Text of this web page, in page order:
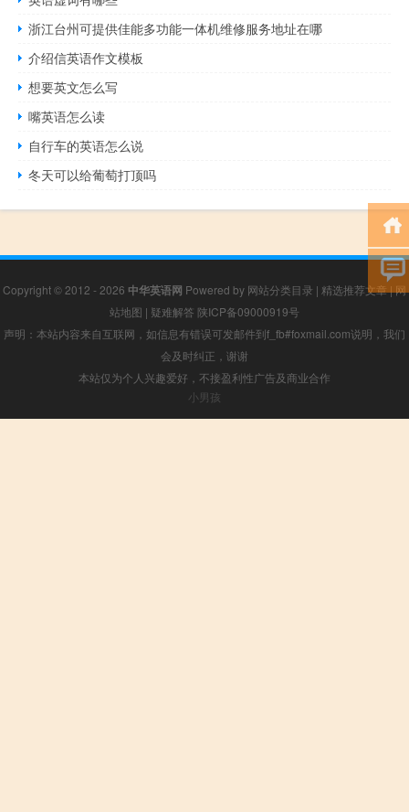
浙江台州可提供佳能多功能一体机维修服务地址在哪
介绍信英语作文模板
想要英文怎么写
嘴英语怎么读
自行车的英语怎么说
冬天可以给葡萄打顶吗
Copyright © 2012 - 2026 中华英语网 Powered by 网站分类目录 | 精选推荐文章|网
站地图 | 疑难解答 陕ICP备09000919号
声明：本站内容来自互联网，如信息有错误可发邮件到f_fb#foxmail.com说明，我们
会及时纠正，谢谢
本站仅为个人兴趣爱好，不接盈利性广告及商业合作
小男孩